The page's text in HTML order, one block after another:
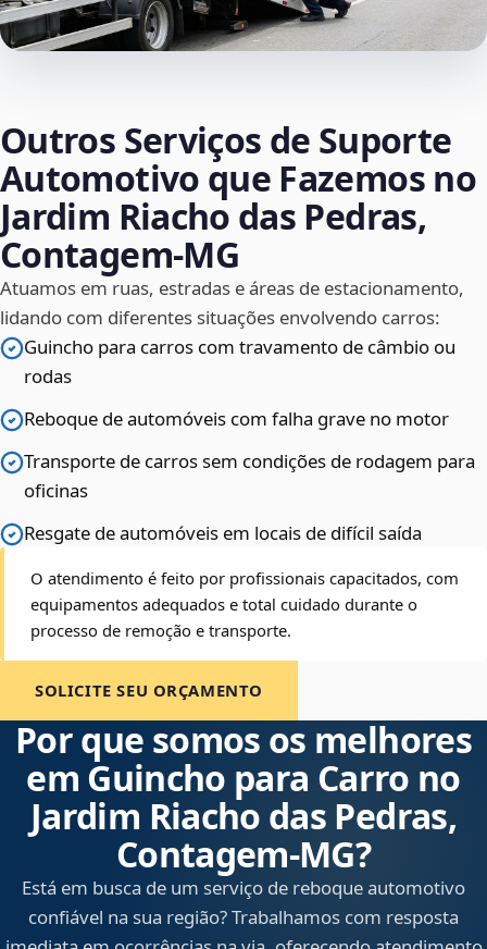
Outros Serviços de Suporte
Automotivo que Fazemos no
Jardim Riacho das Pedras,
Contagem‑MG
Atuamos em ruas, estradas e áreas de estacionamento,
lidando com diferentes situações envolvendo carros:
Guincho para carros com travamento de câmbio ou
rodas
Reboque de automóveis com falha grave no motor
Transporte de carros sem condições de rodagem para
oficinas
Resgate de automóveis em locais de difícil saída
O atendimento é feito por profissionais capacitados, com
equipamentos adequados e total cuidado durante o
processo de remoção e transporte.
SOLICITE SEU ORÇAMENTO
Por que somos os melhores
em Guincho para Carro no
Jardim Riacho das Pedras,
Contagem‑MG?
Está em busca de um serviço de reboque automotivo
confiável na sua região? Trabalhamos com resposta